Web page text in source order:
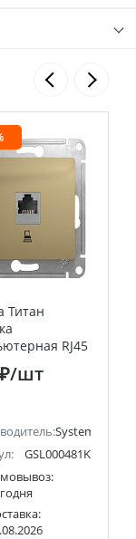
Electric)
Титан
RJ45
5E
Electric
/шт
Systeme
GSL000481K